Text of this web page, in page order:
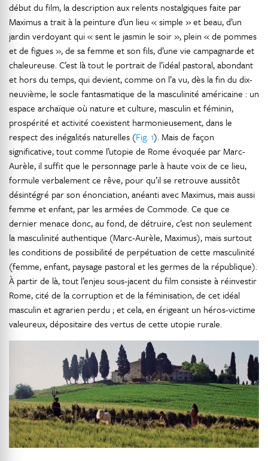
début du film, la description aux relents nostalgiques faite par
Maximus a trait à la peinture d’un lieu « simple » et beau, d’un
jardin verdoyant qui « sent le jasmin le soir », plein « de pommes
et de figues », de sa femme et son fils, d’une vie campagnarde et
chaleureuse. C’est là tout le portrait de l’idéal pastoral, abondant
et hors du temps, qui devient, comme on l’a vu, dès la fin du dix-
neuvième, le socle fantasmatique de la masculinité américaine : un
espace archaïque où nature et culture, masculin et féminin,
prospérité et activité coexistent harmonieusement, dans le
respect des inégalités naturelles (Fig. 1). Mais de façon
significative, tout comme l’utopie de Rome évoquée par Marc-
Aurèle, il suffit que le personnage parle à haute voix de ce lieu,
formule verbalement ce rêve, pour qu’il se retrouve aussitôt
désintégré par son énonciation, anéanti avec Maximus, mais aussi
femme et enfant, par les armées de Commode. Ce que ce
dernier menace donc, au fond, de détruire, c’est non seulement
la masculinité authentique (Marc-Aurèle, Maximus), mais surtout
les conditions de possibilité de perpétuation de cette masculinité
(femme, enfant, paysage pastoral et les germes de la république).
À partir de là, tout l’enjeu sous-jacent du film consiste à réinvestir
Rome, cité de la corruption et de la féminisation, de cet idéal
masculin et agrarien perdu ; et cela, en érigeant un héros-victime
valeureux, dépositaire des vertus de cette utopie rurale.